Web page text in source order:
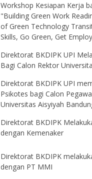
Workshop Kesiapan Kerja
"Building Green Work
of Green Technology
Skills, Go Green, Get
Direktorat BKDIPK UPI
Bagi Calon Rektor
Direktorat BKDIPK UPI
Psikotes bagi Calon
Universitas Aisyiyah
Direktorat BKDIPK
dengan Kemenaker
Direktorat BKDIPK
dengan PT MMI